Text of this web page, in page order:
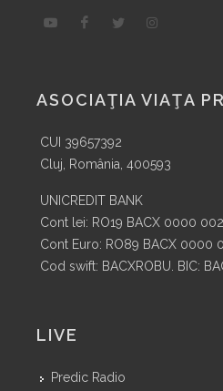
ASOCIAŢIA VIAŢA
CUI 39657392
Cluj, România, 400593
UNICREDIT BANK
Cont lei: RO19 BACX 0000
Cont Euro: RO89 BACX 0000
Cod swift: BACXROBU. BIC:
LIVE
Predic Radio